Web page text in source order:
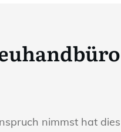
nimmst hat